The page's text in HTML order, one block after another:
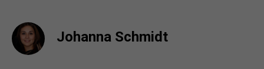
Johanna Schmidt